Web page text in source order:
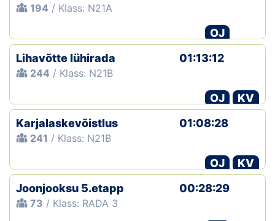
194 / Klass: N21A
OJ
Lihavõtte lühirada
244 / Klass: N21B
01:13:12
OJ
KV
Karjalaskevõistlus
241 / Klass: N21B
01:08:28
OJ
KV
Joonjooksu 5.etapp
73 / Klass: RADA 3
00:28:29